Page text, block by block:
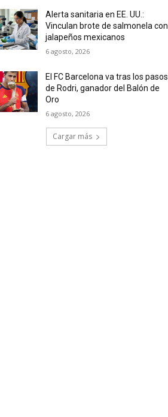
Alerta sanitaria en EE. UU.:
Vinculan brote de salmonela con
jalapeños mexicanos
6 agosto, 2026
El FC Barcelona va tras los pasos
de Rodri, ganador del Balón de
Oro
6 agosto, 2026
Cargar más